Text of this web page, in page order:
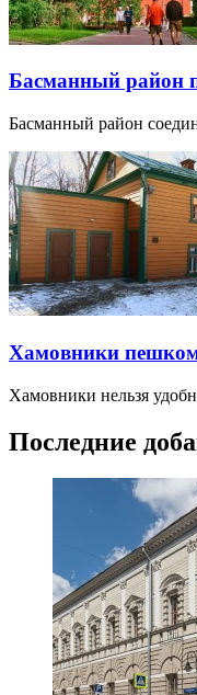
Басманный район
Басманный район
Хамовники
Хамовники нельзя
Последние